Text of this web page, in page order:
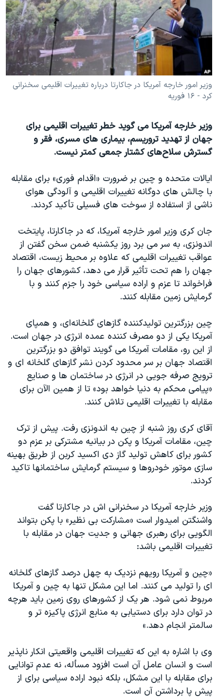
فرهنگ و زندگی
حقوق شهروندی
اقتصادی
علم و فناوری
گالری عکس
مستندها
انتخابات ریاست جمهوری آمریکا ۲۰۲۴
حمله جمهوری اسلامی به اسرائیل
رمز مهسا
اعتراضات زن، زندگی، آزادی
تریبونال مردمی آبان ۹۸
دادگاه حمید نوری
قانون شفافیت دارائی کادر رهبری ایران
اعتراضات مردمی آبان ۹۸
نرگس محمدی برنده جایزه نوبل صلح
همایش محافظه‌کاران آمریکا «سی‌پک»
صفحه‌های ویژه
سفر پرزیدنت ترامپ به چین
دنبال کنید
زبانهای مختلف
وزیر امور خارجه آمریکا در جاکارتا درباره تغییرات اقلیمی سخنرانی
کرد - ۱۶ فوریه
وزیر خارجه آمریکا می گوید خطر تغییرات اقلیمی برای
جهان از تهدید تروریسم، بیماری های مسری، فقر و
گسترش سلاح‌های کشتار جمعی کمتر نیست.
ایالات متحده و چین بر ضرورت «اقدام فوری» برای مقابله
با چالش های دوگانه تغییرات اقلیمی و آلودگی هوای
ناشی از استفاده از سوخت های فسیلی تأکید کردند.
جان کری وزیر امور خارجه آمریکا، که در جاکارتا، پایتخت
اندونزی، به سر می برد روز یکشنبه ضمن سخن گفتن از
عواقب تغییرات اقلیمی که علاوه بر محیط زیست، اقتصاد
جهان را هم تحت تأثیر قرار می دهد، کشورهای جهان را
فراخواند تا عزم و اراده سیاسی خود را جزم کنند و با
گرمایش زمین مقابله کنند.
چین بزرگترین تولیدکننده گازهای گلخانه‌ای، و همپای
آمریکا یکی از دو مصرف کننده عمده انرژی در جهان است.
از این رو، مقامات آمریکا می گویند توافق دو بزرگترین
اقتصاد جهان بر سر محدود کردن نشر گازهای گلخانه ای و
ترویج صرفه جویی در انرژی در ساختمان ها و صنایع
«پیامی محکم به دنیا خواهد بود» تا از همین الآن برای
مقابله با تغییرات اقلیمی تلاش کنند.
آقای کری روز شنبه از چین به اندونزی رفت. پیش از ترک
چین، مقامات آمریکا و پکن در بیانیه مشترکی بر عزم دو
کشور برای کاهش تولید گاز دی ‌اکسید کربن از طریق بهینه
سازی موتور خودروها و سیستم گرمایش ساختمانها تاکید
کردند.
وزیر خارجه آمریکا در سخنرانی اش در جاکارتا گفت
واشنگتن امیدوار است «مشارکت بی نظیر» با پکن بتواند
الگویی برای رهبری جهانی و جدیت جهان در مقابله با
تغییرات اقلیمی باشد:
«چین و آمریکا رویهم نزدیک به چهل درصد گازهای گلخانه
ای را تولید می کنند. اما این مشکل تنها به چین و آمریکا
مربوط نمی شود. هر یک از کشورهای روی زمین باید هرچه
در توان دارد برای دستیابی به منابع انرژی پاکیزه تر و
سالمتر انجام دهد.»
وی با اشاره به این که تغییرات اقلیمی واقعیتی انکار ناپذیر
است و انسان عامل آن است افزود مسأله، نه عدم توانایی
برای مقابله با این مشکل، بلکه نبود اراده سیاسی برای از
پیش پا برداشتن آن است.